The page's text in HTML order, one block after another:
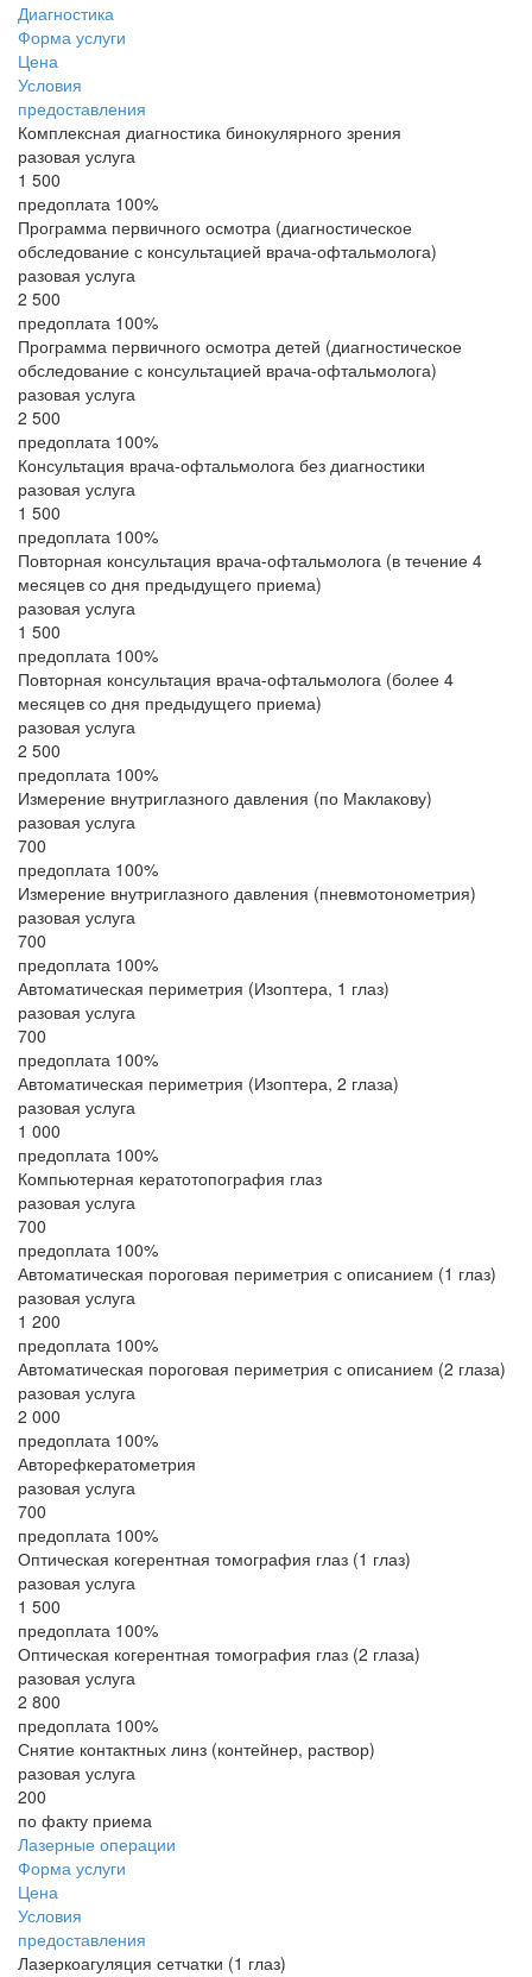
Диагностика
Форма услуги
Цена
Условия
предоставления
Комплексная диагностика бинокулярного зрения
разовая услуга
1 500
предоплата 100%
Программа первичного осмотра (диагностическое
обследование с консультацией врача-офтальмолога)
разовая услуга
2 500
предоплата 100%
Программа первичного осмотра детей (диагностическое
обследование с консультацией врача-офтальмолога)
разовая услуга
2 500
предоплата 100%
Консультация врача-офтальмолога без диагностики
разовая услуга
1 500
предоплата 100%
Повторная консультация врача-офтальмолога (в течение 4
месяцев со дня предыдущего приема)
разовая услуга
1 500
предоплата 100%
Повторная консультация врача-офтальмолога (более 4
месяцев со дня предыдущего приема)
разовая услуга
2 500
предоплата 100%
Измерение внутриглазного давления (по Маклакову)
разовая услуга
700
предоплата 100%
Измерение внутриглазного давления (пневмотонометрия)
разовая услуга
700
предоплата 100%
Автоматическая периметрия (Изоптера, 1 глаз)
разовая услуга
700
предоплата 100%
Автоматическая периметрия (Изоптера, 2 глаза)
разовая услуга
1 000
предоплата 100%
Компьютерная кератотопография глаз
разовая услуга
700
предоплата 100%
Автоматическая пороговая периметрия с описанием (1 глаз)
разовая услуга
1 200
предоплата 100%
Автоматическая пороговая периметрия с описанием (2 глаза)
разовая услуга
2 000
предоплата 100%
Авторефкератометрия
разовая услуга
700
предоплата 100%
Оптическая когерентная томография глаз (1 глаз)
разовая услуга
1 500
предоплата 100%
Оптическая когерентная томография глаз (2 глаза)
разовая услуга
2 800
предоплата 100%
Снятие контактных линз (контейнер, раствор)
разовая услуга
200
по факту приема
Лазерные операции
Форма услуги
Цена
Условия
предоставления
Лазеркоагуляция сетчатки (1 глаз)